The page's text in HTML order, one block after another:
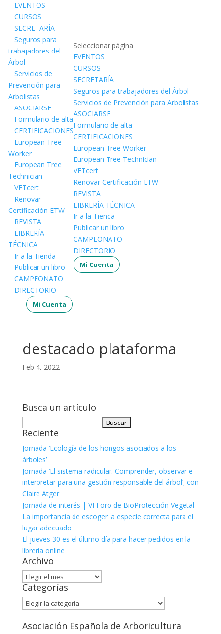
EVENTOS
CURSOS
SECRETARÍA
Seguros para
trabajadores del
Árbol
Servicios de
Prevención para
Arbolistas
ASOCIARSE
Formulario de alta
CERTIFICACIONES
European Tree
Worker
European Tree
Technician
VETcert
Renovar
Certificación ETW
REVISTA
LIBRERÍA
TÉCNICA
Ir a la Tienda
Publicar un libro
CAMPEONATO
DIRECTORIO
Mi Cuenta
Seleccionar página
EVENTOS
CURSOS
SECRETARÍA
Seguros para trabajadores del Árbol
Servicios de Prevención para Arbolistas
ASOCIARSE
Formulario de alta
CERTIFICACIONES
European Tree Worker
European Tree Technician
VETcert
Renovar Certificación ETW
REVISTA
LIBRERÍA TÉCNICA
Ir a la Tienda
Publicar un libro
CAMPEONATO
DIRECTORIO
Mi Cuenta
destacado plataforma
Feb 4, 2022
Busca un artículo
Reciente
Jornada ‘Ecología de los hongos asociados a los
árboles’
Jornada ‘El sistema radicular. Comprender, observar e
interpretar para una gestión responsable del árbol’, con
Claire Atger
Jornada de interés | VI Foro de BioProtección Vegetal
La importancia de escoger la especie correcta para el
lugar adecuado
El jueves 30 es el último día para hacer pedidos en la
librería online
Archivo
Archivo
Categorías
Categorías
Asociación Española de Arboricultura